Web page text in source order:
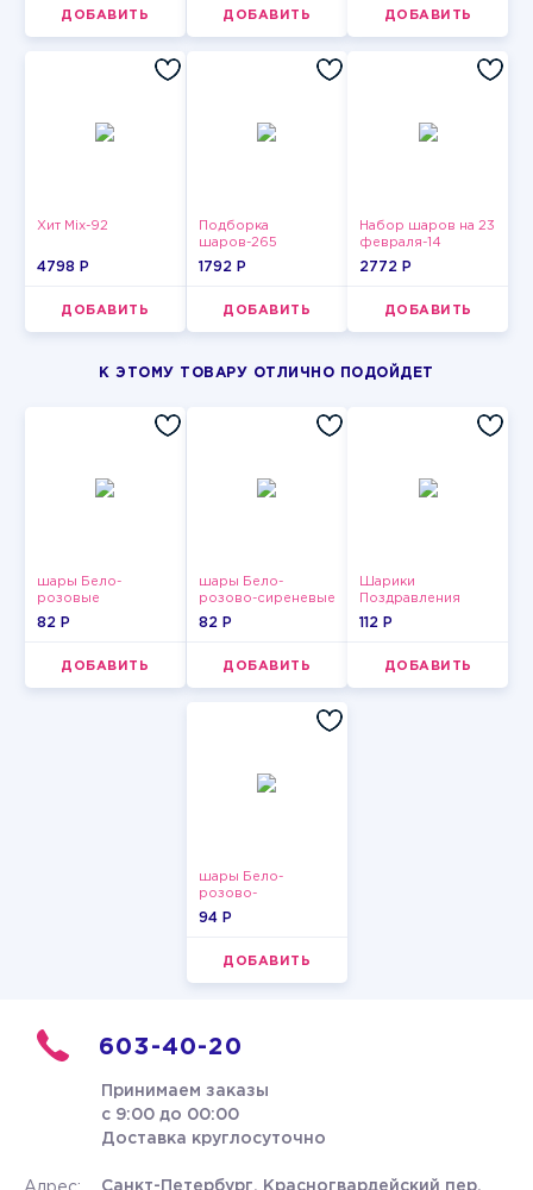
ДОБАВИТЬ ДОБАВИТЬ ДОБАВИТЬ
Хит Mix-92
4798 P
ДОБАВИТЬ
Подборка
шаров-265
1792 P
ДОБАВИТЬ
Набор шаров на 23
февраля-14
2772 P
ДОБАВИТЬ
К ЭТОМУ ТОВАРУ ОТЛИЧНО ПОДОЙДЕТ
шары Бело-
розовые
пастельные
82 P
ДОБАВИТЬ
шары Бело-
розово-сиреневые
пастельные
82 P
ДОБАВИТЬ
Шарики
Поздравления
112 P
ДОБАВИТЬ
шары Бело-
розово-
фиолетово-
94 P
ДОБАВИТЬ
603-40-20
Принимаем заказы
с 9:00 до 00:00
Доставка круглосуточно
Санкт-Петербург, Красногвардейский пер.